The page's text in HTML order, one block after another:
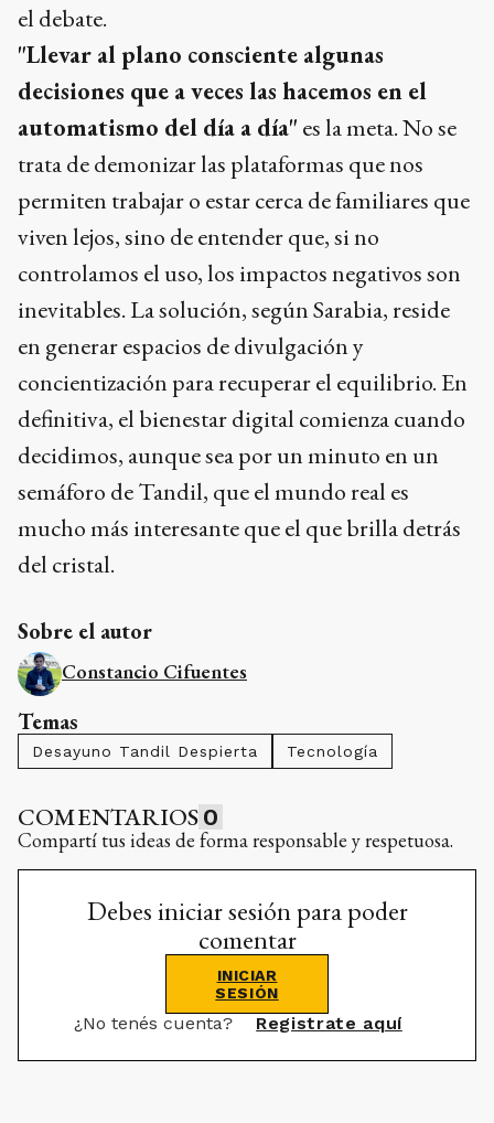
el debate.
"Llevar al plano consciente algunas
decisiones que a veces las hacemos en el
automatismo del día a día" es la meta. No se
trata de demonizar las plataformas que nos
permiten trabajar o estar cerca de familiares que
viven lejos, sino de entender que, si no
controlamos el uso, los impactos negativos son
inevitables. La solución, según Sarabia, reside
en generar espacios de divulgación y
concientización para recuperar el equilibrio. En
definitiva, el bienestar digital comienza cuando
decidimos, aunque sea por un minuto en un
semáforo de Tandil, que el mundo real es
mucho más interesante que el que brilla detrás
del cristal.
Sobre el autor
Constancio Cifuentes
Temas
Desayuno Tandil Despierta Tecnología
COMENTARIOS 0
Compartí tus ideas de forma responsable y respetuosa.
Debes iniciar sesión para poder
comentar
INICIAR
SESIÓN
¿No tenés cuenta? Registrate aquí